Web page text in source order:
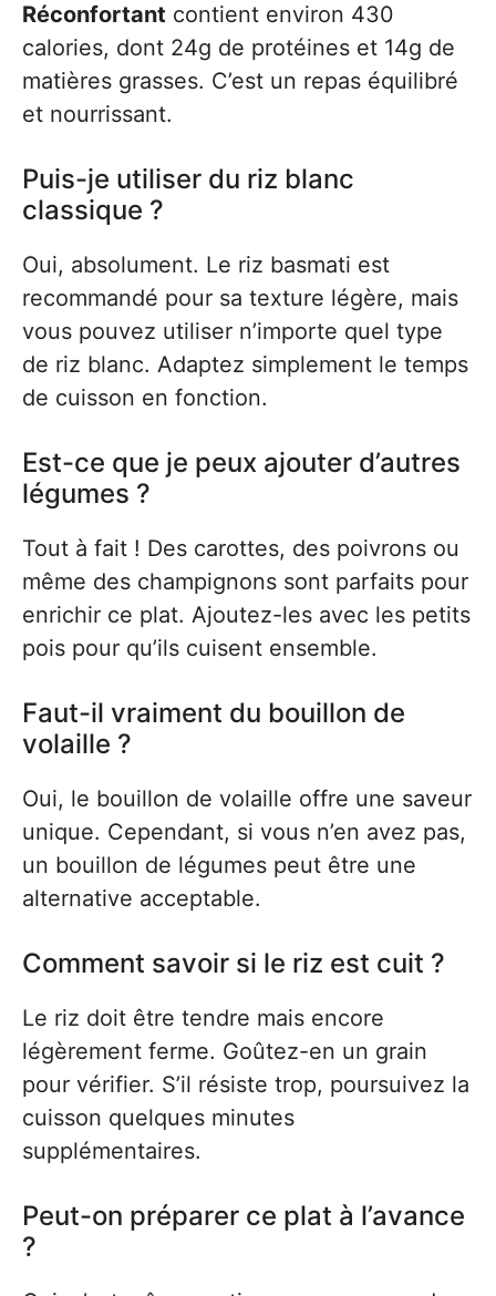
Réconfortant contient environ 430
calories, dont 24g de protéines et 14g de
matières grasses. C’est un repas équilibré
et nourrissant.
Puis-je utiliser du riz blanc
classique ?
Oui, absolument. Le riz basmati est
recommandé pour sa texture légère, mais
vous pouvez utiliser n’importe quel type
de riz blanc. Adaptez simplement le temps
de cuisson en fonction.
Est-ce que je peux ajouter d’autres
légumes ?
Tout à fait ! Des carottes, des poivrons ou
même des champignons sont parfaits pour
enrichir ce plat. Ajoutez-les avec les petits
pois pour qu’ils cuisent ensemble.
Faut-il vraiment du bouillon de
volaille ?
Oui, le bouillon de volaille offre une saveur
unique. Cependant, si vous n’en avez pas,
un bouillon de légumes peut être une
alternative acceptable.
Comment savoir si le riz est cuit ?
Le riz doit être tendre mais encore
légèrement ferme. Goûtez-en un grain
pour vérifier. S’il résiste trop, poursuivez la
cuisson quelques minutes
supplémentaires.
Peut-on préparer ce plat à l’avance
?